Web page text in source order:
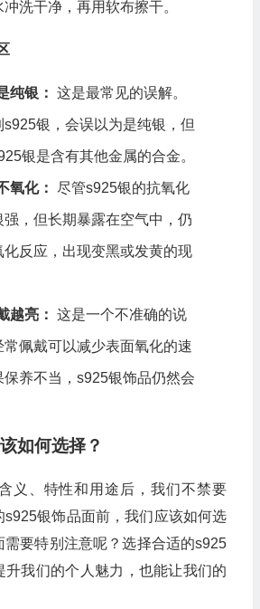
洗干净，再用软布擦干。
纯银： 这是最常见的误解。
s925银，会误以为是纯银，但
银是含有其他金属的合金。
氧化： 尽管s925银的抗氧化
强，但长期暴露在空气中，仍
化反应，出现变黑或发黄的现
越亮： 这是一个不准确的说
常佩戴可以减少表面氧化的速
保养不当，s925银饰品仍然会
如何选择？
义、特性和用途后，我们不禁要
s925银饰品面前，我们应该如何选
需要特别注意呢？选择合适的s925
升我们的个人魅力，也能让我们的